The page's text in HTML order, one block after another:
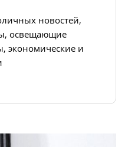
новостей,
освещающие
экономические и